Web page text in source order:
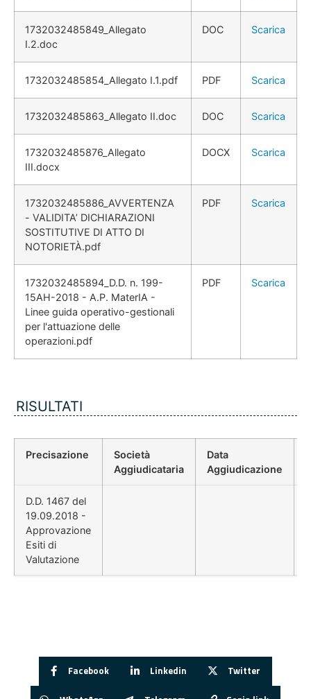
1732032485849_Allegato
I.2.doc
DOC Scarica
1732032485854_Allegato I.1.pdf PDF Scarica
1732032485863_Allegato II.doc DOC Scarica
1732032485876_Allegato
III.docx
DOCX Scarica
1732032485886_AVVERTENZA
- VALIDITA’ DICHIARAZIONI
SOSTITUTIVE DI ATTO DI
NOTORIETÀ.pdf
PDF Scarica
1732032485894_D.D. n. 199-
15AH-2018 - A.P. MaterIA -
Linee guida operativo-gestionali
per l'attuazione delle
operazioni.pdf
PDF Scarica
RISULTATI
Precisazione
Società
Aggiudicataria
Data
Aggiudicazione
D.D. 1467 del
19.09.2018 -
Approvazione
Esiti di
Valutazione
Facebook Linkedin Twitter